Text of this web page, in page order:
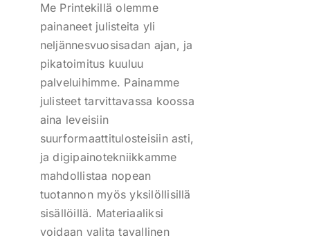
Me Printekillä olemme
painaneet julisteita yli
neljännesvuosisadan ajan, ja
pikatoimitus kuuluu
palveluihimme. Painamme
julisteet tarvittavassa koossa
aina leveisiin
suurformaattitulosteisiin asti,
ja digipainotekniikkamme
mahdollistaa nopean
tuotannon myös yksilöllisillä
sisällöillä. Materiaaliksi
voidaan valita tavallinen